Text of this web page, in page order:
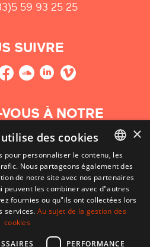
59 93 25 25
SUIVRE
À NOTRE
S'abonner
BASQUE
FRENCH
×
des cookies
pour personnaliser le contenu, les
Nous partageons également des
de notre site avec nos partenaires
peuvent les combiner avec d"autres
fournies ou qu"ils ont collectées lors
services.Au sujet de la gestion des
cookies
PERFORMANCE